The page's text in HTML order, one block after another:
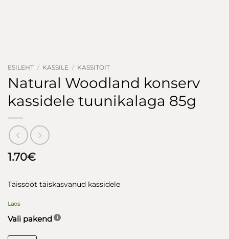
ESILEHT / KASSILE / KASSITOIT
Natural Woodland konserv
kassidele tuunikalaga 85g
1.70€
Täissööt täiskasvanud kassidele
Laos
Vali pakend